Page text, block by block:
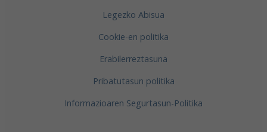
Legezko Abisua
Cookie-en politika
Erabilerreztasuna
Pribatutasun politika
Informazioaren Segurtasun-Politika